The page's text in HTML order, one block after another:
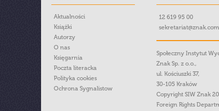
Aktualności
Książki
Autorzy
O nas
Księgarnia
Poczta literacka
Polityka cookies
Ochrona Sygnalistow
12 619 95 00
Społeczny Instytut
Znak Sp. z o.o.,
ul. Kościuszki 37,
30-105 Kraków
Copyright SIW Znak
Foreign Rights